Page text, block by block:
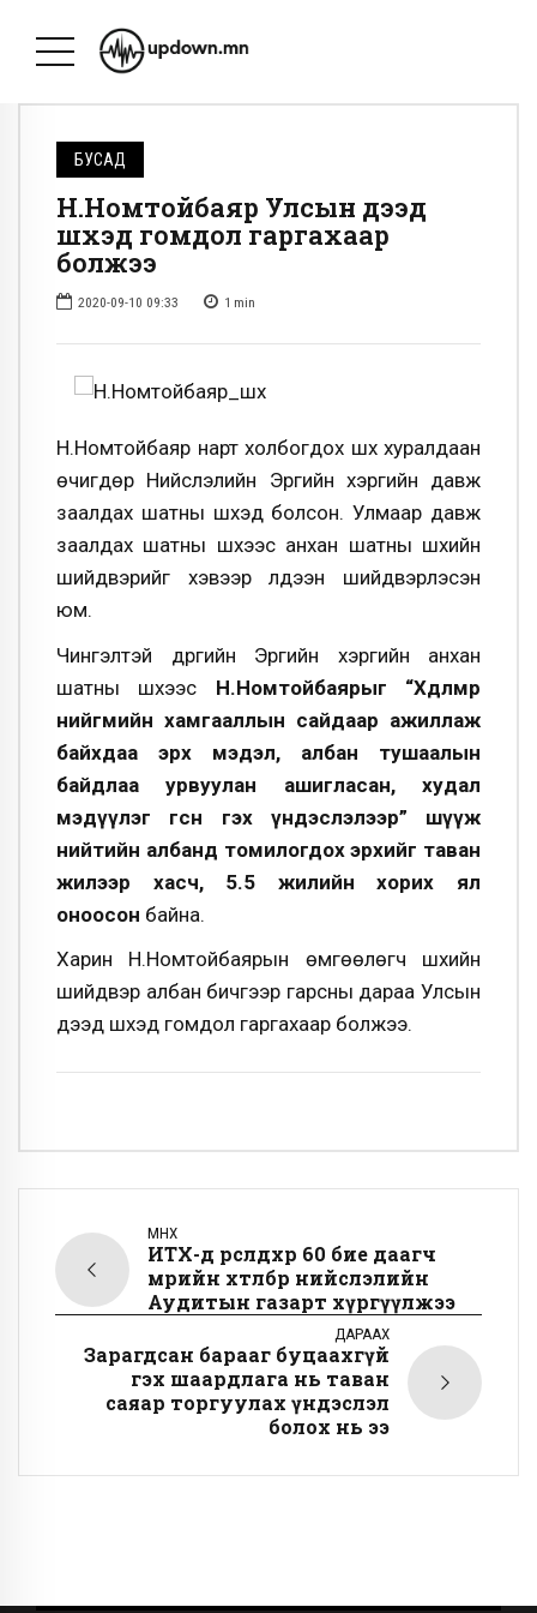
БУСАД
Н.Номтойбаяр Улсын дээд
шүүхэд гомдол гаргахаар
болжээ
2020-09-10 09:33 1 min
Н.Номтойбаяр нарт холбогдох шүүх хуралдаан
өчигдөр Нийслэлийн Эрүүгийн хэргийн давж
заалдах шатны шүүхэд болсон. Улмаар давж
заалдах шатны шүүхээс анхан шатны шүүхийн
шийдвэрийг хэвээр үлдээн шийдвэрлэсэн
юм.
Чингэлтэй дүүргийн Эрүүгийн хэргийн анхан
шатны шүүхээс Н.Номтойбаярыг “Хөдөлмөр
нийгмийн хамгааллын сайдаар ажиллаж
байхдаа эрх мэдэл, албан тушаалын
байдлаа урвуулан ашигласан, худал
мэдүүлэг өгсөн гэх үндэслэлээр” шүүж
нийтийн албанд томилогдох эрхийг таван
жилээр хасч, 5.5 жилийн хорих ял
оноосон байна.
Харин Н.Номтойбаярын өмгөөлөгч шүүхийн
шийдвэр албан бичгээр гарсны дараа Улсын
дээд шүүхэд гомдол гаргахаар болжээ.
ӨМНӨХ
ИТХ-д өрсөлдөхөөр 60 бие даагч
мөрийн хөтөлбөрөө нийслэлийн
Аудитын газарт хүргүүлжээ
ДАРААХ
Зарагдсан барааг буцаахгүй
гэх шаардлага нь таван
саяар торгуулах үндэслэл
болох нь ээ